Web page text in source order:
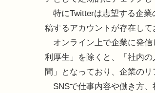
特にTwitterは志望する企業
稿するアカウントが存在し
オンライン上で企業に発信
利厚生」を除くと、「社内
間」となっており、企業の
SNSで仕事内容や働き方、